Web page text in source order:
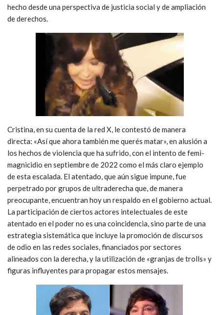
hecho desde una perspectiva de justicia social y de ampliación
de derechos.
Cristina, en su cuenta de la red X, le contestó de manera
directa: «Así que ahora también me querés matar», en alusión a
los hechos de violencia que ha sufrido, con el intento de femi-
magnicidio en septiembre de 2022 como el más claro ejemplo
de esta escalada. El atentado, que aún sigue impune, fue
perpetrado por grupos de ultraderecha que, de manera
preocupante, encuentran hoy un respaldo en el gobierno actual.
La participación de ciertos actores intelectuales de este
atentado en el poder no es una coincidencia, sino parte de una
estrategia sistemática que incluye la promoción de discursos
de odio en las redes sociales, financiados por sectores
alineados con la derecha, y la utilización de «granjas de trolls» y
figuras influyentes para propagar estos mensajes.